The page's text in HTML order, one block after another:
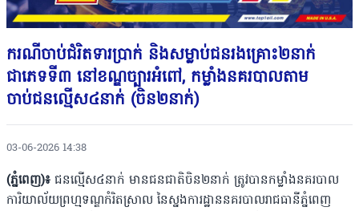
ករណីចាប់ជំរិតទារប្រាក់ និងសម្លាប់ជនរងគ្រោះ២នាក់
ជាភេទទី៣ នៅខណ្ឌច្បារអំពៅ, កម្លាំងនគរបាលតាម
ចាប់ជនល្មើស៤នាក់ (ចិន២នាក់)
03-06-2026 14:38
(ភ្នំពេញ)៖ ជនល្មើស៤នាក់ មានជនជាតិចិន២នាក់ ត្រូវបានកម្លាំងនគរបាល
ការិយាល័យព្រហ្មទណ្ឌកំរិតស្រាល នៃស្នងការដ្ឋាននគរបាលរាជធានីភ្នំពេញ